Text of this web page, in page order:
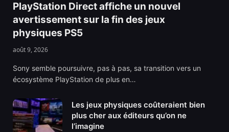
PlayStation Direct affiche un nouvel
avertissement sur la fin des jeux
physiques PS5
août 9, 2026
Sony semble poursuivre, pas à pas, sa transition vers un
écosystème PlayStation de plus en…
Les jeux physiques coûteraient bien
plus cher aux éditeurs qu’on ne
l’imagine